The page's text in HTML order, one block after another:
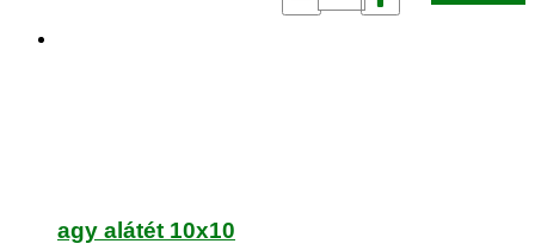
agy alátét 10x10